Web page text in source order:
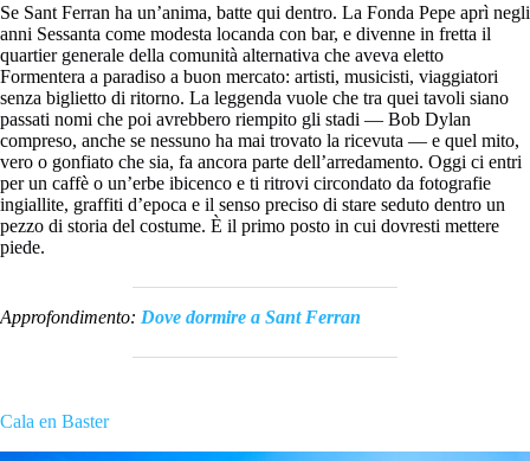
Se Sant Ferran ha un’anima, batte qui dentro. La Fonda Pepe aprì negli
anni Sessanta come modesta locanda con bar, e divenne in fretta il
quartier generale della comunità alternativa che aveva eletto
Formentera a paradiso a buon mercato: artisti, musicisti, viaggiatori
senza biglietto di ritorno. La leggenda vuole che tra quei tavoli siano
passati nomi che poi avrebbero riempito gli stadi — Bob Dylan
compreso, anche se nessuno ha mai trovato la ricevuta — e quel mito,
vero o gonfiato che sia, fa ancora parte dell’arredamento. Oggi ci entri
per un caffè o un’erbe ibicenco e ti ritrovi circondato da fotografie
ingiallite, graffiti d’epoca e il senso preciso di stare seduto dentro un
pezzo di storia del costume. È il primo posto in cui dovresti mettere
piede.
Approfondimento: Dove dormire a Sant Ferran
Cala en Baster